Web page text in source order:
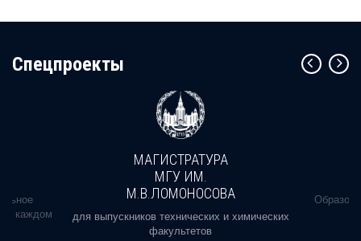
Cпецпроекты
в каждом
МАГИСТРАТУРА
МГУ ИМ.
М.В.ЛОМОНОСОВА
для выпускников технических и химических
факультетов